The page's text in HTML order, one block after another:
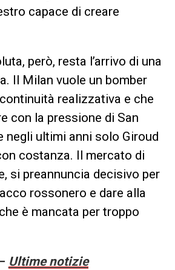
capace di creare
però, resta l’arrivo di una
Il Milan vuole un bomber
realizzativa e che
con la pressione di San
negli ultimi anni solo Giroud
costanza. Il mercato di
si preannuncia decisivo per
rossonero e dare alla
è mancata per troppo
Ultime notizie